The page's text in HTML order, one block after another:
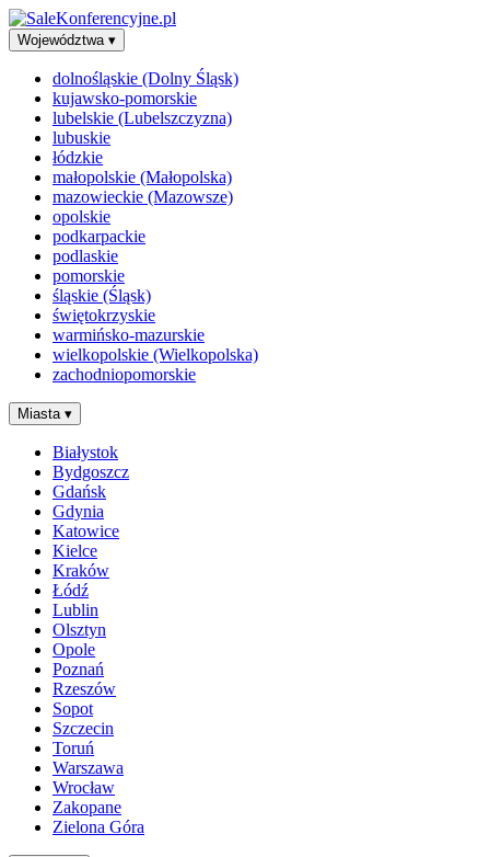
Województwa ▾
dolnośląskie (Dolny Śląsk)
kujawsko-pomorskie
lubelskie (Lubelszczyzna)
lubuskie
łódzkie
małopolskie (Małopolska)
mazowieckie (Mazowsze)
opolskie
podkarpackie
podlaskie
pomorskie
śląskie (Śląsk)
świętokrzyskie
warmińsko-mazurskie
wielkopolskie (Wielkopolska)
zachodniopomorskie
Miasta ▾
Białystok
Bydgoszcz
Gdańsk
Gdynia
Katowice
Kielce
Kraków
Łódź
Lublin
Olsztyn
Opole
Poznań
Rzeszów
Sopot
Szczecin
Toruń
Warszawa
Wrocław
Zakopane
Zielona Góra